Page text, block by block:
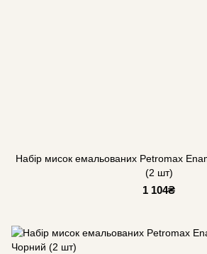
Набір мисок емальованих Petromax
(2 шт)
1 104₴